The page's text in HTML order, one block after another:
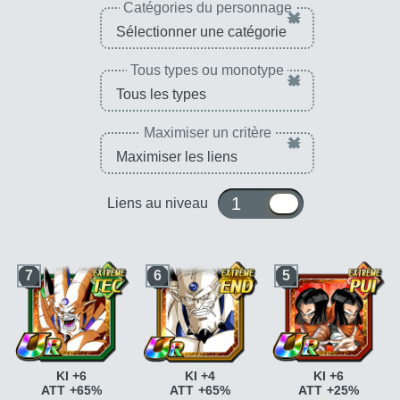
Catégories du personnage×
Tous types ou monotype ×
Maximiser un critère ×
Liens au niveau 1 ou 10
7
KI +6
ATT +65%
6
KI +4
ATT +65%
5
KI +6
ATT +25%